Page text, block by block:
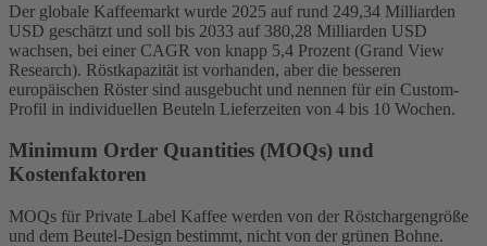
Der globale Kaffeemarkt wurde 2025 auf rund 249,34 Milliarden
USD geschätzt und soll bis 2033 auf 380,28 Milliarden USD
wachsen, bei einer CAGR von knapp 5,4 Prozent (Grand View
Research). Röstkapazität ist vorhanden, aber die besseren
europäischen Röster sind ausgebucht und nennen für ein Custom-
Profil in individuellen Beuteln Lieferzeiten von 4 bis 10 Wochen.
Minimum Order Quantities (MOQs) und
Kostenfaktoren
MOQs für Private Label Kaffee werden von der Röstchargengröße
und dem Beutel-Design bestimmt, nicht von der grünen Bohne.